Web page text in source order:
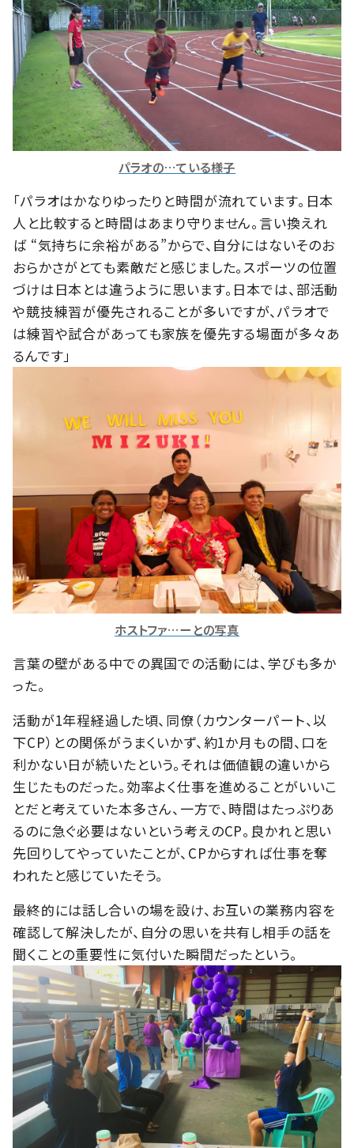
パラオの…ている様子
「パラオはかなりゆったりと時間が流れています。日本
人と比較すると時間はあまり守りません。言い換えれ
ば “気持ちに余裕がある”からで、自分にはないそのお
おらかさがとても素敵だと感じました。スポーツの位置
づけは日本とは違うように思います。日本では、部活動
や競技練習が優先されることが多いですが、パラオで
は練習や試合があっても家族を優先する場面が多々あ
るんです」
ホストファ…ーとの写真
言葉の壁がある中での異国での活動には、学びも多か
った。
活動が1年程経過した頃、同僚（カウンターパート、以
下CP）との関係がうまくいかず、約1か月もの間、口を
利かない日が続いたという。それは価値観の違いから
生じたものだった。効率よく仕事を進めることがいいこ
とだと考えていた本多さん、一方で、時間はたっぷりあ
るのに急ぐ必要はないという考えのCP。良かれと思い
先回りしてやっていたことが、CPからすれば仕事を奪
われたと感じていたそう。
最終的には話し合いの場を設け、お互いの業務内容を
確認して解決したが、自分の思いを共有し相手の話を
聞くことの重要性に気付いた瞬間だったという。